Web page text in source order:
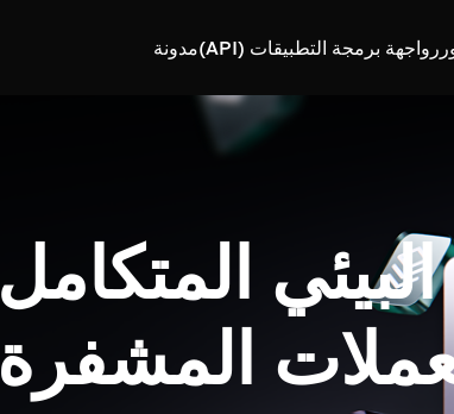
واجهة برمجة التطبيقات (API) مدونة
المتكامل
المشفرة